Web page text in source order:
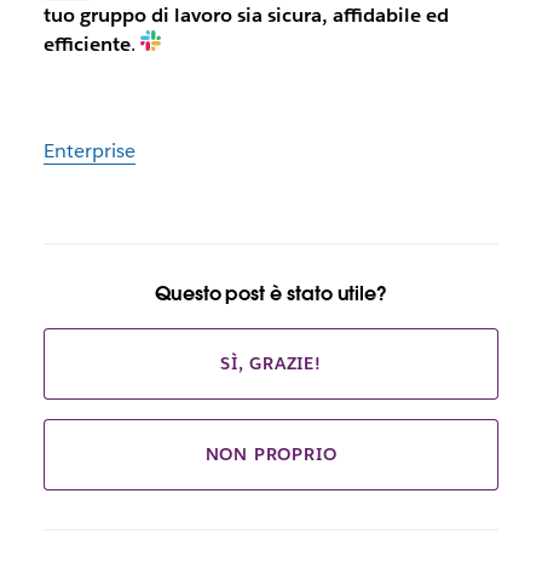
tuo gruppo di lavoro sia sicura, affidabile ed
efficiente.
Enterprise
Questo post è stato utile?
SÌ, GRAZIE!
NON PROPRIO